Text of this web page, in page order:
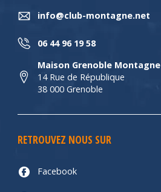
info@club-montagne.net
06 44 96 19 58
Maison Grenoble Montagne
14 Rue de République
38 000 Grenoble
RETROUVEZ NOUS SUR
Facebook